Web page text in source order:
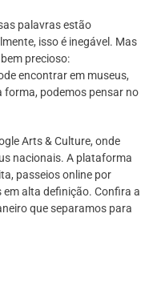
palavras estão
isso é inegável. Mas
precioso:
encontrar em museus,
forma, podemos pensar no
Arts & Culture, onde
nacionais. A plataforma
passeios online por
alta definição. Confira a
que separamos para